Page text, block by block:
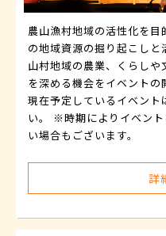
農山漁村地域の活性化を
の地域資源の掘り起こし
山村地域の農業、くらし
を深める機会をイベントの
現在予定しているイベント
い。 ※時期によりイベン
い場合もございます。
詳